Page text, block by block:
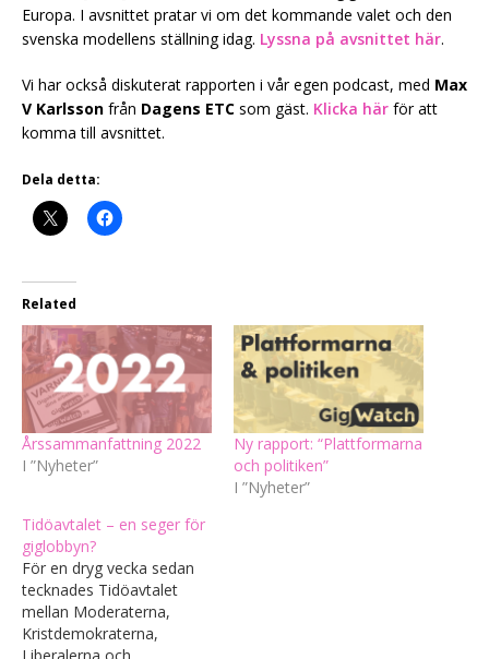
Europa. I avsnittet pratar vi om det kommande valet och den
svenska modellens ställning idag. Lyssna på avsnittet här.
Vi har också diskuterat rapporten i vår egen podcast, med Max
V Karlsson från Dagens ETC som gäst. Klicka här för att
komma till avsnittet.
Dela detta:
Related
Årssammanfattning 2022
I ”Nyheter”
Ny rapport: “Plattformarna
och politiken”
I ”Nyheter”
Tidöavtalet – en seger för
giglobbyn?
För en dryg vecka sedan
tecknades Tidöavtalet
mellan Moderaterna,
Kristdemokraterna,